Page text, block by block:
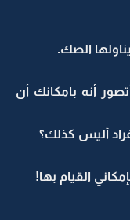
الصك.
أنه بامكانك أن
أليس كذلك؟
القيام بها!